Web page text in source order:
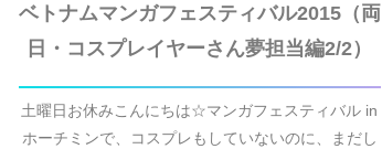
ベトナムマンガフェスティバル2015（両
日・コスプレイヤーさん夢担当編2/2）
土曜日お休みこんにちは☆マンガフェスティバル in
ホーチミンで、コスプレもしていないのに、まだし